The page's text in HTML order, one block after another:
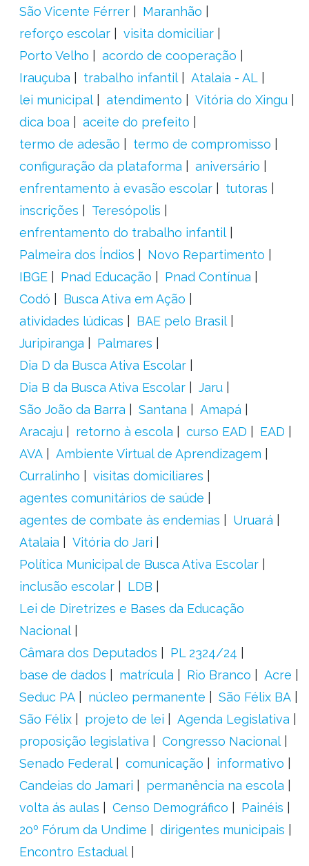
São Vicente Férrer
Maranhão
reforço escolar
visita domiciliar
Porto Velho
acordo de cooperação
Irauçuba
trabalho infantil
Atalaia - AL
lei municipal
atendimento
Vitória do Xingu
dica boa
aceite do prefeito
termo de adesão
termo de compromisso
configuração da plataforma
aniversário
enfrentamento à evasão escolar
tutoras
inscrições
Teresópolis
enfrentamento do trabalho infantil
Palmeira dos Índios
Novo Repartimento
IBGE
Pnad Educação
Pnad Contínua
Codó
Busca Ativa em Ação
atividades lúdicas
BAE pelo Brasil
Juripiranga
Palmares
Dia D da Busca Ativa Escolar
Dia B da Busca Ativa Escolar
Jaru
São João da Barra
Santana
Amapá
Aracaju
retorno à escola curso EAD
EAD
AVA
Ambiente Virtual de Aprendizagem
Curralinho
visitas domiciliares
agentes comunitários de saúde
agentes de combate às endemias
Uruará
Atalaia
Vitória do Jari
Política Municipal de Busca Ativa Escolar
inclusão escolar
LDB
Lei de Diretrizes e Bases da Educação
Nacional
Câmara dos Deputados
PL 2324/24
base de dados
matrícula Rio Branco
Acre
Seduc PA
núcleo permanente
São Félix BA
São Félix
projeto de lei
Agenda Legislativa
proposição legislativa
Congresso Nacional
Senado Federal
comunicação
informativo
Candeias do Jamari
permanência na escola
volta ás aulas
Censo Demográfico
Painéis
20º Fórum da Undime
dirigentes municipais
Encontro Estadual